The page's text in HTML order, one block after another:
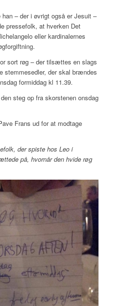
– der i øvrigt også er Jesuit –
pressefolk, at hverken Det
eller kardinalernes
sort røg – der tilsættes en slags
stemmesedler, der skal brændes
formiddag kl 11.39.
steg op fra skorstenen onsdag
Frans ud for at modtage
der spiste hos Leo i
på, hvornår den hvide røg